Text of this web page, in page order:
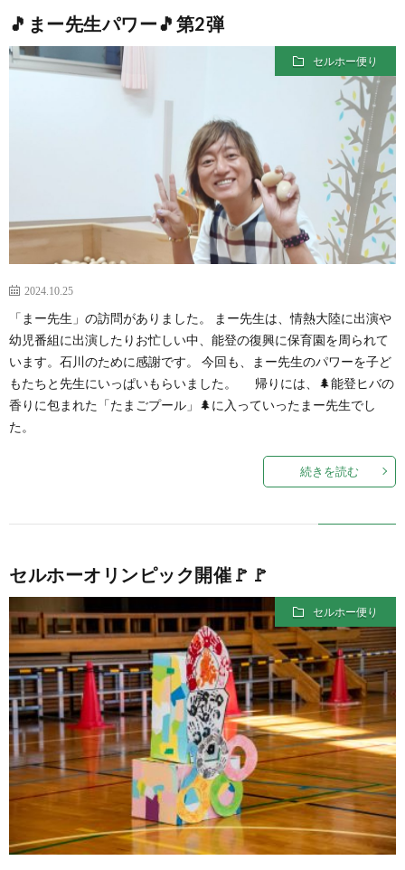
🎵まー先生パワー🎵第2弾
セルホー便り
2024.10.25
「まー先生」の訪問がありました。 まー先生は、情熱大陸に出演や
幼児番組に出演したりお忙しい中、能登の復興に保育園を周られて
います。石川のために感謝です。 今回も、まー先生のパワーを子ど
もたちと先生にいっぱいもらいました。 帰りには、🌲能登ヒバの
香りに包まれた「たまごプール」🌲に入っていったまー先生でし
た。
続きを読む
セルホーオリンピック開催🚩🚩
セルホー便り